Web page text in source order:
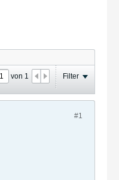
von 1 Filter
#1